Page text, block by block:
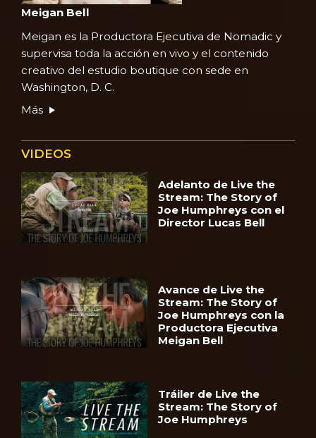
Meigan Bell
Meigan es la Productora Ejecutiva de Nomadic y
supervisa toda la acción en vivo y el contenido
creativo del estudio boutique con sede en
Washington, D. C.
Más
VIDEOS
Adelanto de Live the
Stream: The Story of
Joe Humphreys con el
Director Lucas Bell
Avance de Live the
Stream: The Story of
Joe Humphreys con la
Productora Ejecutiva
Meigan Bell
Tráiler de Live the
Stream: The Story of
Joe Humphreys